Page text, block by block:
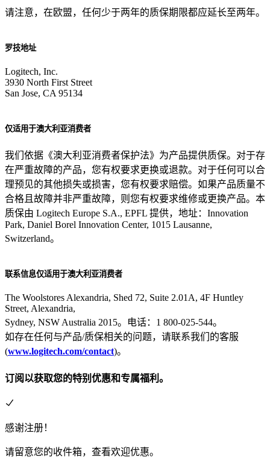
请注意，在欧盟，任何少于两年的质保期限都应延长至两年。
罗技地址
Logitech, Inc.
3930 North First Street
San Jose, CA 95134
仅适用于澳大利亚消费者
我们依据《澳大利亚消费者保护法》为产品提供质保。对于存
在严重故障的产品，您有权要求更换或退款。对于任何可以合
理预见的其他损失或损害，您有权要求赔偿。如果产品质量不
合格且故障并非严重故障，则您有权要求维修或更换产品。本
质保由 Logitech Europe S.A., EPFL 提供，地址：Innovation
Park, Daniel Borel Innovation Center, 1015 Lausanne,
Switzerland。
联系信息仅适用于澳大利亚消费者
The Woolstores Alexandria, Shed 72, Suite 2.01A, 4F Huntley
Street, Alexandria,
Sydney, NSW Australia 2015。电话：1 800-025-544。
如存在任何与产品/质保相关的问题，请联系我们的客服
(www.logitech.com/contact)。
订阅以获取您的特别优惠和专属福利。
感谢注册！
请留意您的收件箱，查看欢迎优惠。